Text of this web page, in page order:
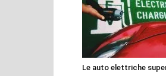
Le auto elettriche